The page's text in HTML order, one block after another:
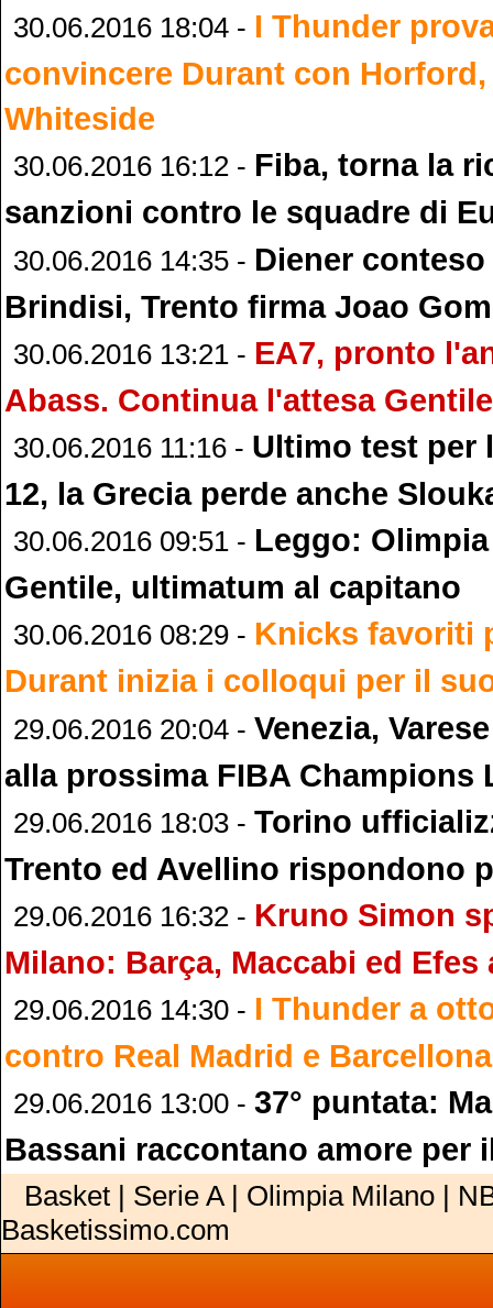
30.06.2016 18:04 - I Thunder
convincere Durant con
Whiteside
30.06.2016 16:12 - Fiba, torna la
sanzioni contro le squadre di
30.06.2016 14:35 - Diener
Brindisi, Trento firma Joao
30.06.2016 13:21 - EA7, pronto
Abass. Continua l'attesa Gentile
30.06.2016 11:16 - Ultimo test per
12, la Grecia perde anche
30.06.2016 09:51 - Leggo:
Gentile, ultimatum al capitano
30.06.2016 08:29 - Knicks favoriti
Durant inizia i colloqui per il
29.06.2016 20:04 - Venezia,
alla prossima FIBA Champions
29.06.2016 18:03 - Torino
Trento ed Avellino rispondono
29.06.2016 16:32 - Kruno Simon
Milano: Barça, Maccabi ed
29.06.2016 14:30 - I Thunder a
contro Real Madrid e Barcellona
29.06.2016 13:00 - 37° puntata:
Bassani raccontano amore per
Basket | Serie A | Olimpia Milano |
Basketissimo.com